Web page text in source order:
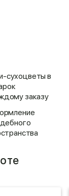
сухоцветы в
заказу